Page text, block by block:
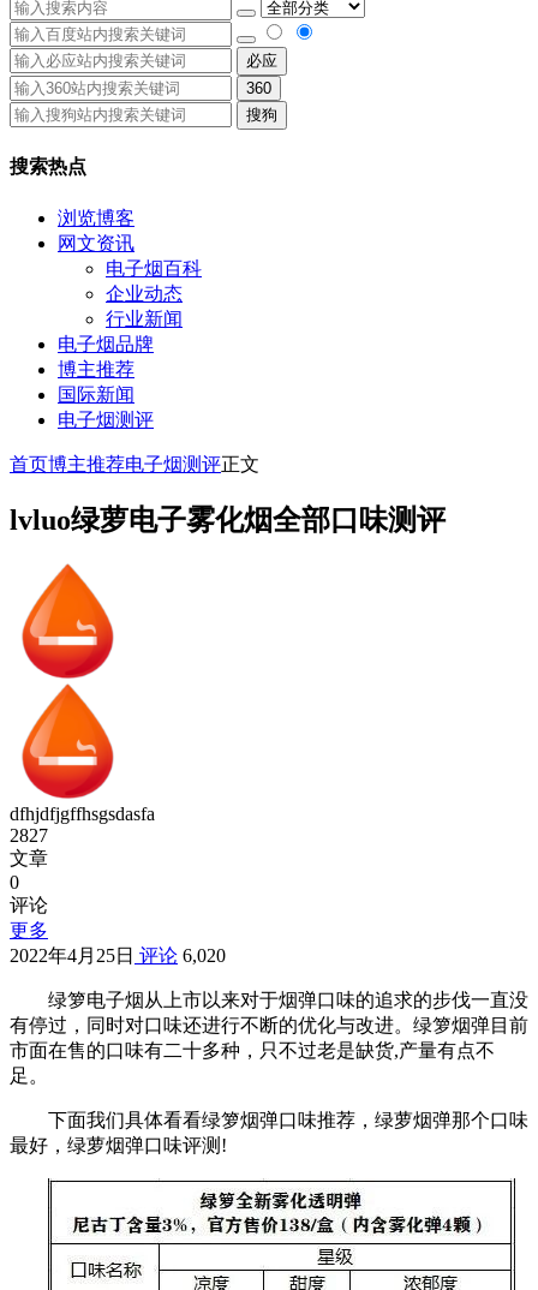
必应
360
搜狗
搜索热点
浏览博客
网文资讯
电子烟百科
企业动态
行业新闻
电子烟品牌
博主推荐
国际新闻
电子烟测评
首页博主推荐电子烟测评正文
lvluo绿萝电子雾化烟全部口味测评
dfhjdfjgffhsgsdasfa
2827
文章
0
评论
更多
2022年4月25日 评论 6,020
绿箩电子烟从上市以来对于烟弹口味的追求的步伐一直没
有停过，同时对口味还进行不断的优化与改进。绿箩烟弹目前
市面在售的口味有二十多种，只不过老是缺货,产量有点不
足。
下面我们具体看看绿箩烟弹口味推荐，绿萝烟弹那个口味
最好，绿萝烟弹口味评测!